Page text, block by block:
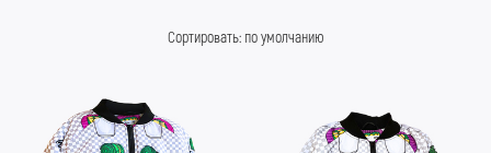
Сортировать: по умолчанию